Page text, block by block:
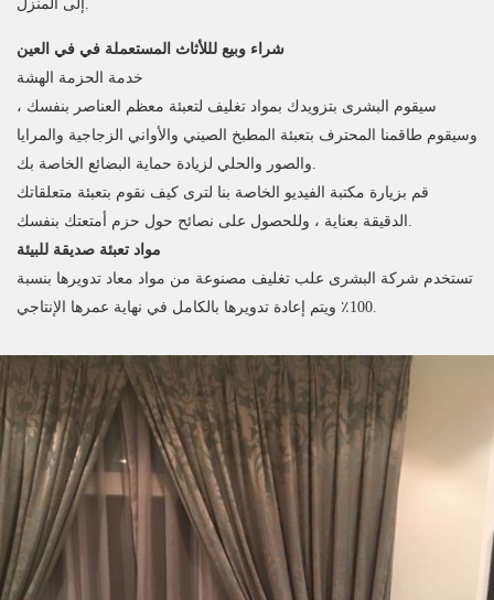
شراء وبيع لللأثاث المستعملة في في العين
خدمة الحزمة الهشة
سيقوم البشرى بتزويدك بمواد تغليف لتعبئة معظم العناصر بنفسك ،
وسيقوم طاقمنا المحترف بتعبئة المطبخ الصيني والأواني الزجاجية والمرايا
قم بزيارة مكتبة الفيديو الخاصة بنا لترى كيف نقوم بتعبئة متعلقاتك
مواد تعبئة صديقة للبيئة
تستخدم شركة البشرى علب تغليف مصنوعة من مواد معاد تدويرها بنسبة